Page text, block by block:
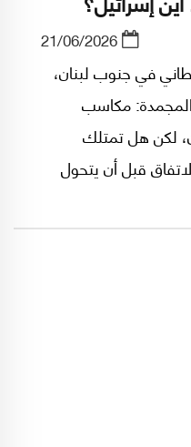
21/06/2026
في جنوب لبنان،
مكاسب
لكن هل تمتلك
قبل أن يتحول